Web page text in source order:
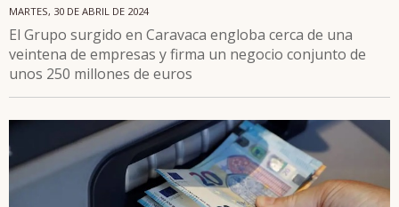
MARTES, 30 DE ABRIL DE 2024
El Grupo surgido en Caravaca engloba cerca de una
veintena de empresas y firma un negocio conjunto de
unos 250 millones de euros